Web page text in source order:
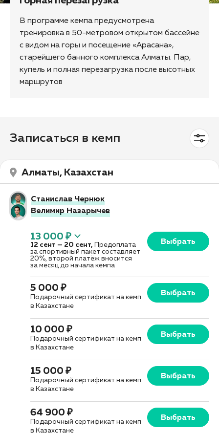
В программе кемпа предусмотрена
тренировка в 50-метровом открытом бассейне
с видом на горы и посещение «Арасана»,
старейшего банного комплекса Алматы. Пар,
купель и полная перезагрузка после высотных
маршрутов
Записаться в кемп
Алматы, Казахстан
Станислав Чернюк
Велимир Назарычев
13 000 ₽
12 сент — 20 сент,
Предоплата
за спортивный пакет составляет
20%, второй платёж вносится
за месяц до начала кемпа
Выбрать
5 000 ₽
Подарочный сертификат на кемп
в Казахстане
Выбрать
10 000 ₽
Подарочный сертификат на кемп
в Казахстане
Выбрать
15 000 ₽
Подарочный сертификат на кемп
в Казахстане
Выбрать
64 900 ₽
Подарочный сертификат на кемп
в Казахстане
Выбрать